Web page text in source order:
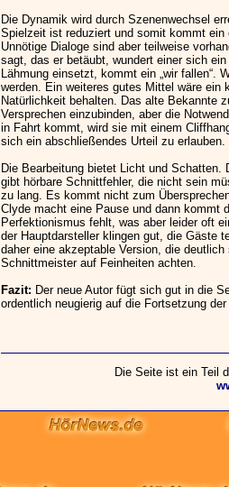
Die Dynamik wird durch Szenenwechsel
Spielzeit ist reduziert und somit kommt
Unnötige Dialoge sind aber teilweise
sagt, das er betäubt, wundert einer sich
Lähmung einsetzt, kommt ein „wir fallen“.
werden. Ein weiteres gutes Mittel wäre ein
Natürlichkeit behalten. Das alte Bekannte
Versprechen einzubinden, aber die
in Fahrt kommt, wird sie mit einem
sich ein abschließendes Urteil zu erlauben.
Die Bearbeitung bietet Licht und
gibt hörbare Schnittfehler, die nicht sein
zu lang. Es kommt nicht zum
Clyde macht eine Pause und dann kommt
Perfektionismus fehlt, was aber leider oft
der Hauptdarsteller klingen gut, die Gäste
daher eine akzeptable Version, die
Schnittmeister auf Feinheiten achten.
Fazit: Der neue Autor fügt sich gut in die
ordentlich neugierig auf die Fortsetzung
Die Seite ist ein Teil